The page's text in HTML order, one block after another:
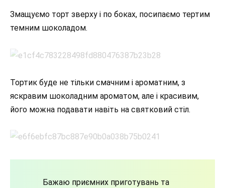
Змащуємо торт зверху і по боках, посипаємо тертим
темним шоколадом.
Тортик буде не тільки смачним і ароматним, з
яскравим шоколадним ароматом, але і красивим,
його можна подавати навіть на святковий стіл.
Бажаю приємних приготувань та